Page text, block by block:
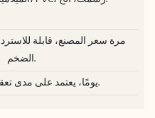
الضخم.
7 - 14 يومًا، يعتمد على مدى تعقيد العينة.